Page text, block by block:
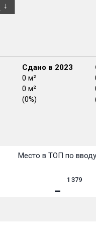
Сдано в 2023
0 м²
0 м²
(0%)
Место в ТОП по
1 379